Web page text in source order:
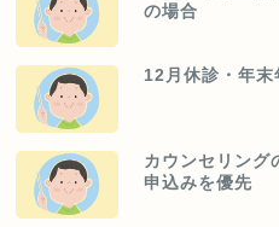
の場合
12月休診・年末
カウンセリン
申込みを優先